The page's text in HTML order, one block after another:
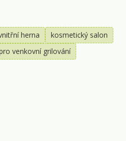
herna
kosmetický salon
venkovní grilování